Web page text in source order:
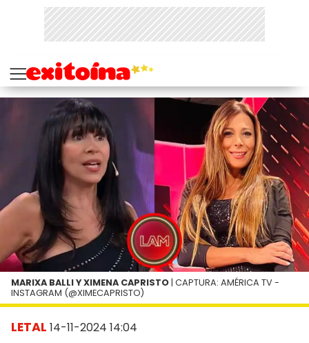
LETAL 14-11-2024 14:04
MARIXA BALLI Y XIMENA CAPRISTO | CAPTURA: AMÉRICA TV -
INSTAGRAM (@XIMECAPRISTO)